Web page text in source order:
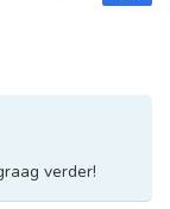
verder!